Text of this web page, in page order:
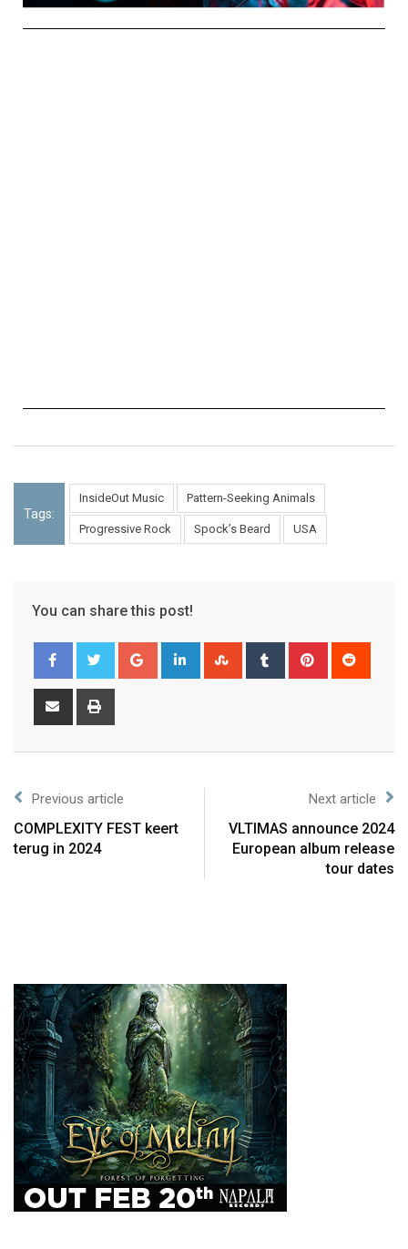
Tags:
InsideOut Music Pattern-Seeking Animals
Progressive Rock Spock’s Beard USA
You can share this post!
Previous article
COMPLEXITY FEST keert
terug in 2024
Next article
VLTIMAS announce 2024
European album release
tour dates